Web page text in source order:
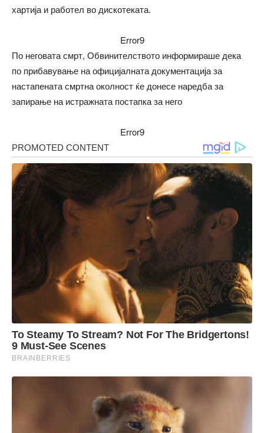
хартија и работел во дискотеката.
Error9
По неговата смрт, Обвинителството информираше дека
по прибавување на официјалната документација за
настапената смртна околност ќе донесе наредба за
запирање на истражната постапка за него
Error9